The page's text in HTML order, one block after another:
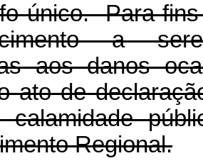
único. Para
a
aos danos
ato de
calamidade
Regional.